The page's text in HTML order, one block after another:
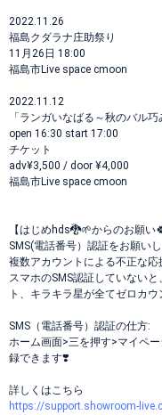
2022.11.26
福島クダラナ庄助祭り
11月26日 18:00
福島市Live space cmoon
2022.11.12
「ランガいなばる～秋のバル
open 16:30 start 17:00
チケット
adv¥3,500 / door ¥4,000
福島市Live space cmoon
【はじめhds🐉🌱からのお願い
SMS(電話番号）認証をお願い
複数アカウントによる不正な応
スマホのSMS認証していない
ト、キラキラ星が全てゼロカ
SMS（電話番号）認証の仕方:
ホーム画面>三を押す>マイペ
録できます❣️
詳しくはこちら
https://support.showroom-